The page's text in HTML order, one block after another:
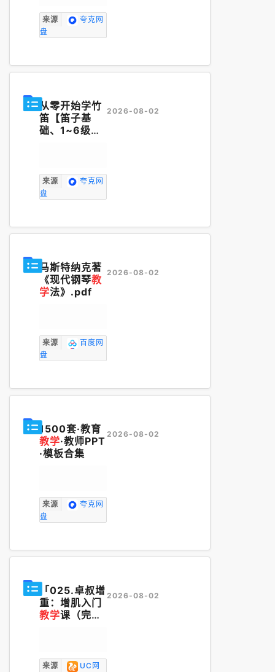
来源
夸克网
盘
从零开始学竹
笛【笛子基
础、1~6级考
来源
夸克网
盘
2026-08-02
马斯特纳克著
《现代钢琴教
学法》.pdf
来源
百度网
盘
2026-08-02
1500套·教育
教学·教师PPT
·模板合集
来源
夸克网
盘
2026-08-02
「025.卓叔增
重：增肌入门
教学课（完
来源 UC网
2026-08-02